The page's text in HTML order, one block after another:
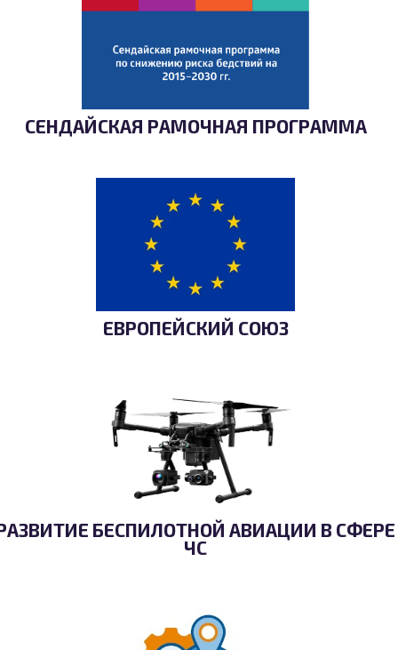
СЕНДАЙСКАЯ РАМОЧНАЯ ПРОГРАММА
ЕВРОПЕЙСКИЙ СОЮЗ
БЕСПИЛОТНОЙ АВИАЦИИ В СФЕРЕ
ЧС